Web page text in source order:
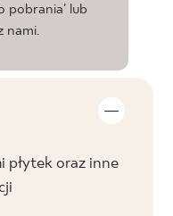
pobrania' lub
nami.
płytek oraz inne